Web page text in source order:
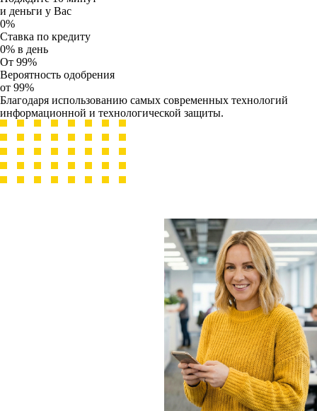
и деньги у Вас
0%
Ставка по кредиту
0% в день
От 99%
Вероятность одобрения
от 99%
Благодаря использованию самых современных технологий
информационной и технологической защиты.